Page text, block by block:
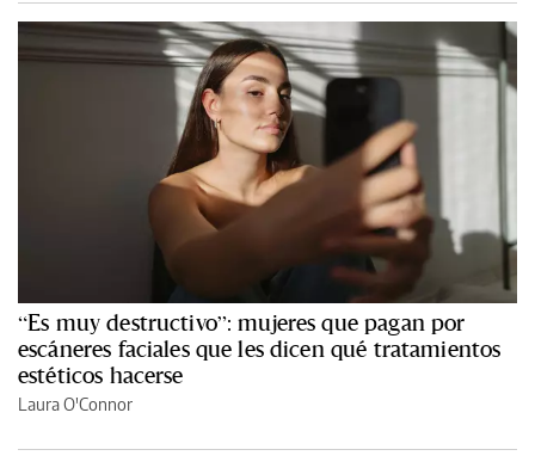
“Es muy destructivo”: mujeres que pagan por
escáneres faciales que les dicen qué tratamientos
estéticos hacerse
Laura O'Connor